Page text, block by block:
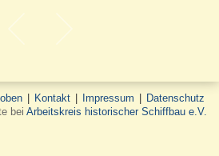
Kontakt Impressum
Datenschutz
bei Arbeitskreis historischer Schiffbau e.V.